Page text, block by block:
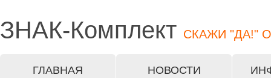
ЗНАК-Комплект СКАЖИ "ДА!"
ГЛАВНАЯ НОВОСТИ